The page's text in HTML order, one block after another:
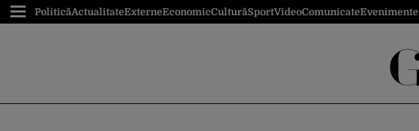
PoliticăActualitateExterneEconomicCulturăSportVideoComunicateEvenimente